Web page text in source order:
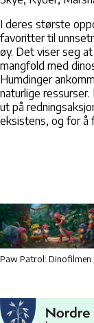
I deres største
favoritter til
øy. Det viser seg
mangfold med
Humdinger
naturlige ressurser.
ut på
eksistens, og for å
Paw Patrol: Dinofilmen